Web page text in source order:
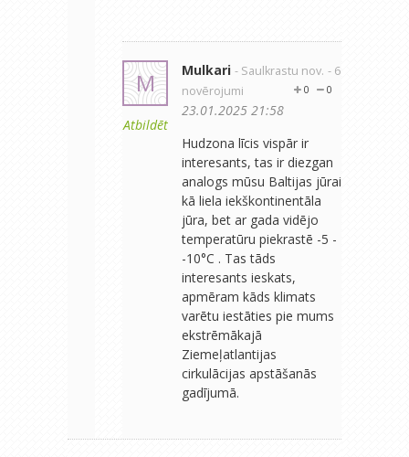
M
Atbildēt
Mulkari - Saulkrastu nov. - 6
novērojumi
0
0
23.01.2025 21:58
Hudzona līcis vispār ir
interesants, tas ir diezgan
analogs mūsu Baltijas jūrai
kā liela iekškontinentāla
jūra, bet ar gada vidējo
temperatūru piekrastē -5 -
-10°C . Tas tāds
interesants ieskats,
apmēram kāds klimats
varētu iestāties pie mums
ekstrēmākajā
Ziemeļatlantijas
cirkulācijas apstāšanās
gadījumā.